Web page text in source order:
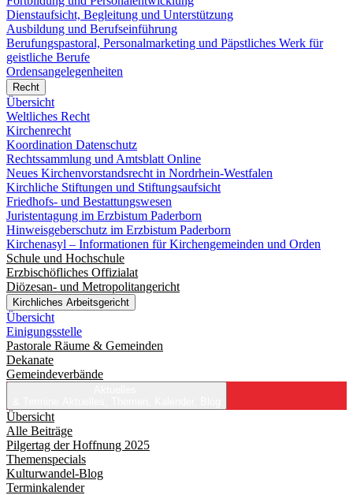
Dienstaufsicht, Begleitung und Unterstützung
Ausbildung und Berufseinführung
Berufungspastoral, Personalmarketing und Päpstliches Werk für
geistliche Berufe
Ordensangelegenheiten
Recht
Übersicht
Weltliches Recht
Kirchenrecht
Koordination Datenschutz
Rechtssammlung und Amtsblatt Online
Neues Kirchenvorstandsrecht in Nordrhein-Westfalen
Kirchliche Stiftungen und Stiftungsaufsicht
Friedhofs- und Bestattungswesen
Juristentagung im Erzbistum Paderborn
Hinweisgeberschutz im Erzbistum Paderborn
Kirchenasyl – Informationen für Kirchengemeinden und Orden
Schule und Hochschule
Erzbischöfliches Offizialat
Diözesan- und Metropolitangericht
Kirchliches Arbeitsgericht
Übersicht
Einigungsstelle
Pastorale Räume & Gemeinden
Dekanate
Gemeindeverbände
Übersicht
Alle Beiträge
Pilgertag der Hoffnung 2025
Themenspecials
Kulturwandel-Blog
Terminkalender